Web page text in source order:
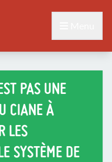
PAS UNE
CIANE À
LES
SYSTÈME DE